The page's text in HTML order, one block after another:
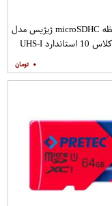
کارت حافظه microSDHC ژیژیس مدل
Extreme کلاس 10 استاندارد UHS-I
۰